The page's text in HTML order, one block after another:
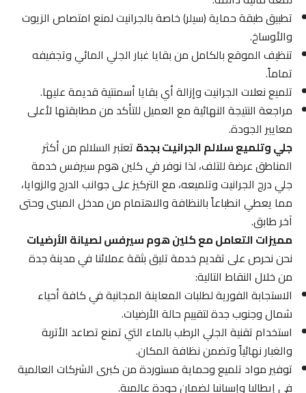
تطبيق طبقة حماية (سيلر) خاصة بالجرانيت لمنع امتصاص الزيوت
والأوساخ.
تنظيف الموقع بالكامل من بقايا غبار الجلي المائي وتجفيفه
تماماً.
تلميع نعلات الجرانيت وإزالة أي بقايا أسمنتية قديمة عليها.
مراجعة النتيجة النهائية مع العميل للتأكد من مطابقتها لأعلى
معايير الجودة.
جلي وتلميع سلالم الجرانيت بجدةتعتبر السلالم من أكثر
المناطق عرضة للتلف، لذا نوفر في كلين هوم سيرفس خدمة
جلي درج الجرانيت وتلميعه، مع التركيز على جوانب الدرج والزوايا،
مما يعطي انطباعاً بالنظافة والاهتمام من مدخل المبنى وحتى
آخر طابق.
مميزات التعامل مع كلين هوم سيرفس لصيانة الأرضيات
نحن نحرص على تقديم خدمة تليق بثقة عملائنا في مدينة جدة
من خلال النقاط التالية:
الاستجابة الفورية لطلبات المعاينة المجانية في كافة أحياء
شمال وجنوب جدة لتقييم حالة الأرضيات.
استخدام تقنية الجلي الرطب بالماء التي تمنع تصاعد الأتربة
والغبار نهائياً وتضمن نظافة المكان.
توفير مواد تلميع وحماية مستوردة من كبرى الشركات العالمية
في إيطاليا وإسبانيا لضمان جودة عالمية.